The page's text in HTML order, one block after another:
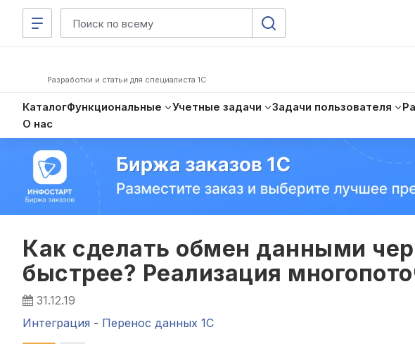
Разработки и статьи для специалиста 1С
КаталогФункциональные Учетные задачи Задачи пользователя
О нас
Как сделать обмен данными
быстрее? Реализация
31.12.19
Интеграция - Перенос данных 1C